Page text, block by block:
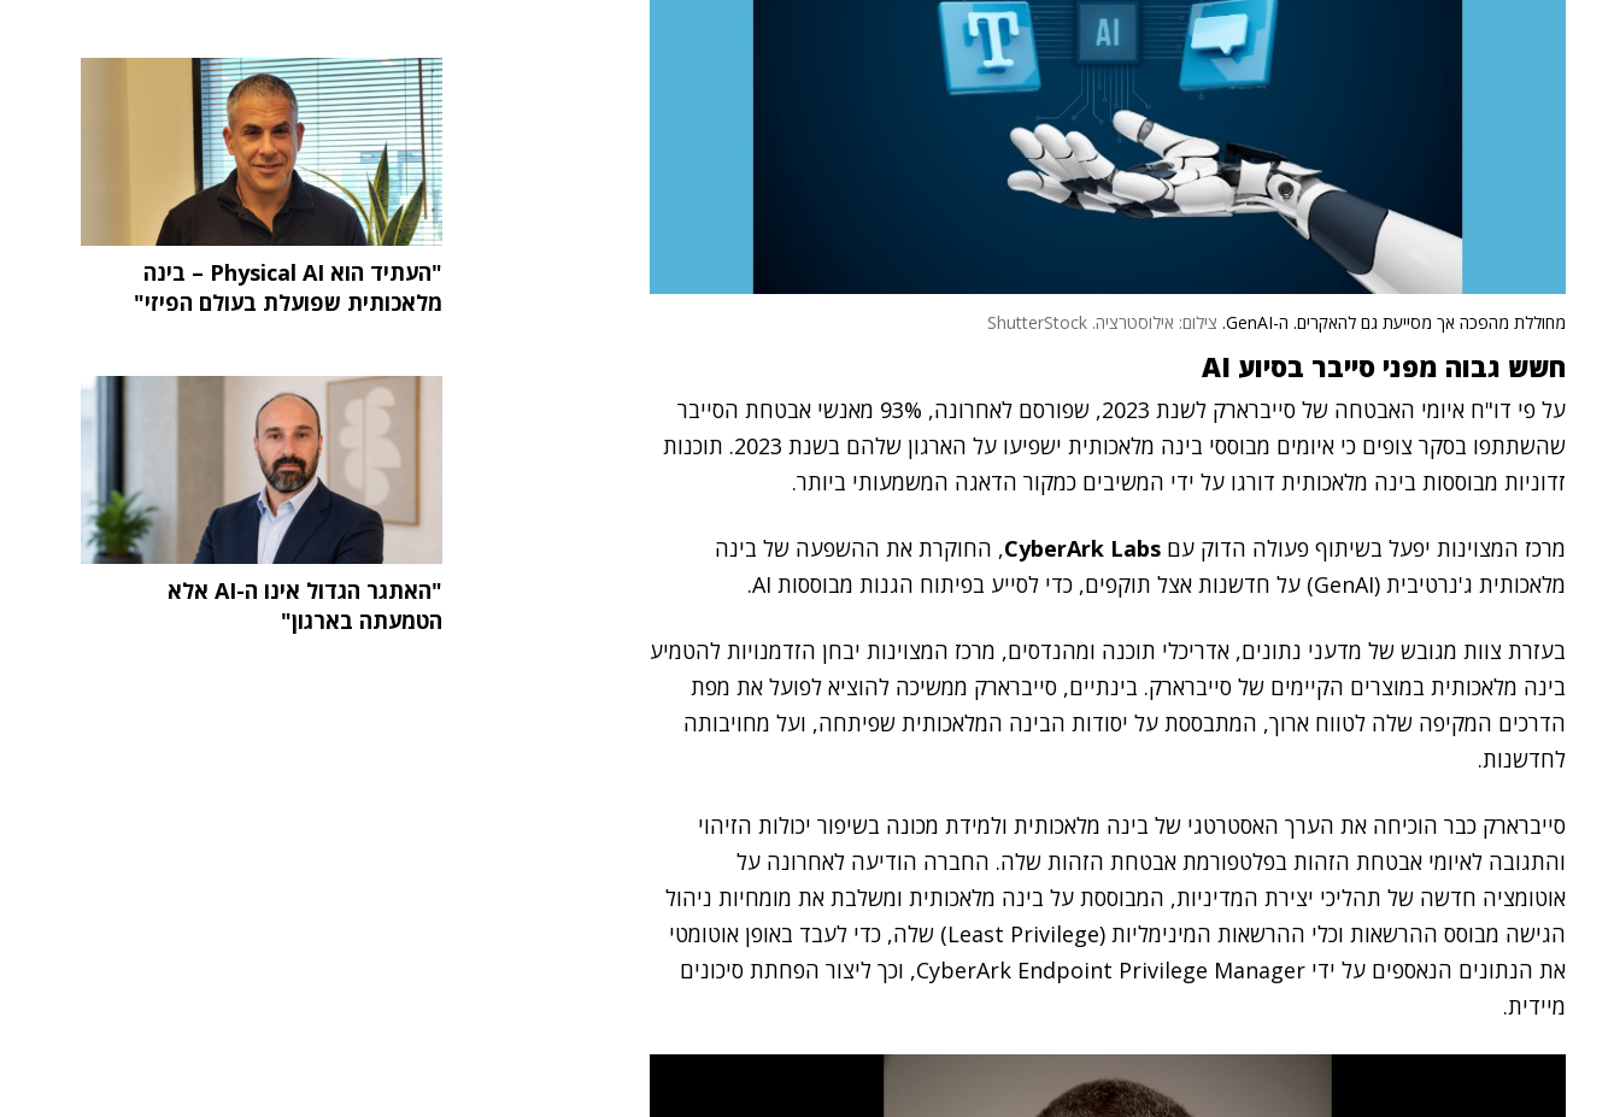
מחוללת מהפכה אך מסייעת גם להאקרים. ה-GenAI. צילום: אילוסטרציה. ShutterStock
חשש גבוה מפני סייבר בסיוע AI
על פי דו"ח איומי האבטחה של סייברארק לשנת 2023, שפורסם לאחרונה, 93% מאנשי אבטחת הסייבר
שהשתתפו בסקר צופים כי איומים מבוססי בינה מלאכותית ישפיעו על הארגון שלהם בשנת 2023. תוכנות
זדוניות מבוססות בינה מלאכותית דורגו על ידי המשיבים כמקור הדאגה המשמעותי ביותר.
מרכז המצוינות יפעל בשיתוף פעולה הדוק עם CyberArk Labs, החוקרת את ההשפעה של בינה
מלאכותית ג'נרטיבית (GenAI) על חדשנות אצל תוקפים, כדי לסייע בפיתוח הגנות מבוססות AI.
בעזרת צוות מגובש של מדעני נתונים, אדריכלי תוכנה ומהנדסים, מרכז המצוינות יבחן הזדמנויות להטמיע
בינה מלאכותית במוצרים הקיימים של סייברארק. בינתיים, סייברארק ממשיכה להוציא לפועל את מפת
הדרכים המקיפה שלה לטווח ארוך, המתבססת על יסודות הבינה המלאכותית שפיתחה, ועל מחויבותה
לחדשנות.
סייברארק כבר הוכיחה את הערך האסטרטגי של בינה מלאכותית ולמידת מכונה בשיפור יכולות הזיהוי
והתגובה לאיומי אבטחת הזהות בפלטפורמת אבטחת הזהות שלה. החברה הודיעה לאחרונה על
אוטומציה חדשה של תהליכי יצירת המדיניות, המבוססת על בינה מלאכותית ומשלבת את מומחיות ניהול
הגישה מבוסס ההרשאות וכלי ההרשאות המינימליות (Least Privilege) שלה, כדי לעבד באופן אוטומטי
את הנתונים הנאספים על ידי CyberArk Endpoint Privilege Manager, וכך ליצור הפחתת סיכונים
מיידית.
"העתיד הוא Physical AI – בינה
מלאכותית שפועלת בעולם הפיזי"
"האתגר הגדול אינו ה-AI אלא
הטמעתה בארגון"